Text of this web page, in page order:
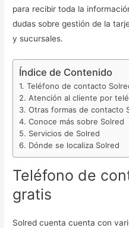
para recibir toda la
dudas sobre gestión de la
y sucursales.
Índice de Contenido
Teléfono de contacto
Atención al cliente por
Otras formas de contacto
Conoce más sobre Solred
Servicios de Solred
Dónde se localiza Solred
Teléfono de
gratis
Solred cuenta cuenta con